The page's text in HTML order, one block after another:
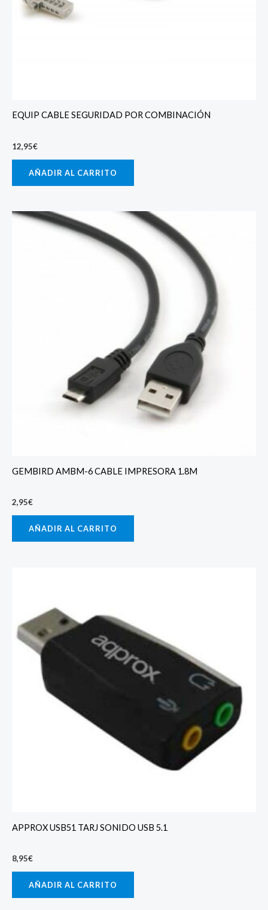
EQUIP CABLE SEGURIDAD POR COMBINACIÓN
12,95€
AÑADIR AL CARRITO
GEMBIRD AMBM-6 CABLE IMPRESORA 1.8M
2,95€
AÑADIR AL CARRITO
APPROX USB51 TARJ SONIDO USB 5.1
8,95€
AÑADIR AL CARRITO